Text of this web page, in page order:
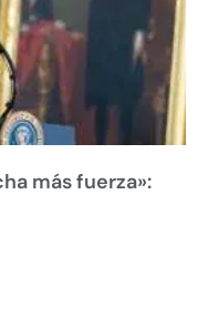
más fuerza»: